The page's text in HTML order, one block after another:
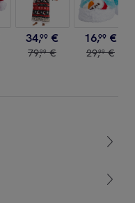
34,99 €
79,99 €
16,99 €
29,99 €